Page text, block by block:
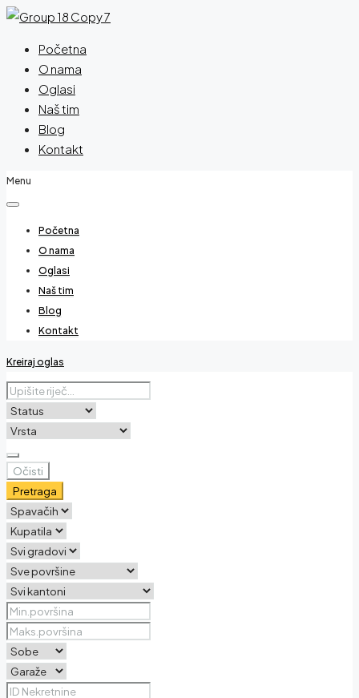
Početna
O nama
Oglasi
Naš tim
Blog
Kontakt
Menu
Početna
O nama
Oglasi
Naš tim
Blog
Kontakt
Kreiraj oglas
Očisti
Pretraga